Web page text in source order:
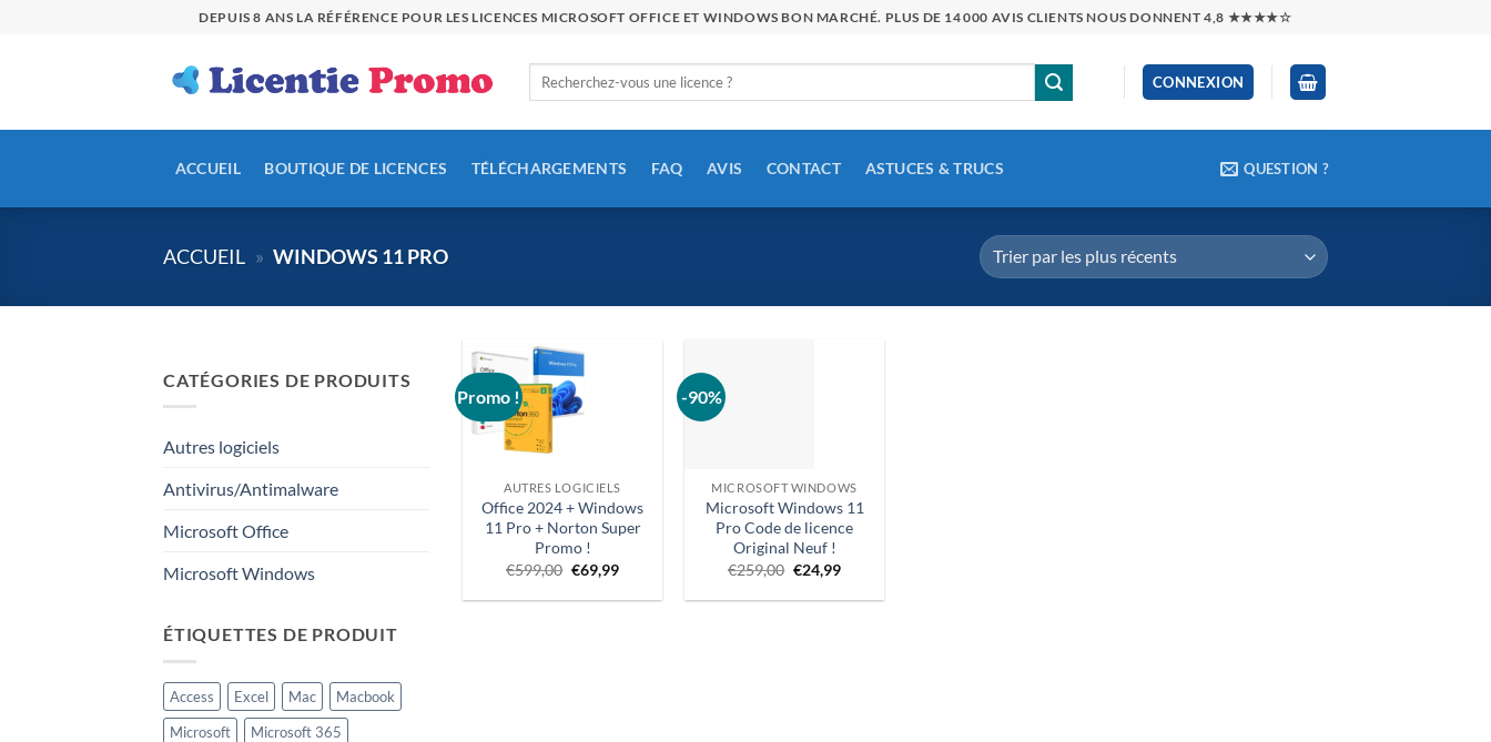
DEPUIS 8 ANS LA RÉFÉRENCE POUR LES LICENCES MICROSOFT OFFICE ET WINDOWS BON MARCHÉ. PLUS DE 14 000 AVIS CLIENTS NOUS DONNENT 4,8 ★★★★☆
Rechercher
CONNEXION
ACCUEIL BOUTIQUE DE LICENCES TÉLÉCHARGEMENTS FAQ AVIS CONTACT ASTUCES & TRUCS QUESTION ?
ACCUEIL » WINDOWS 11 PRO
CATÉGORIES DE PRODUITS
Autres logiciels
Antivirus/Antimalware
Microsoft Office
Microsoft Windows
ÉTIQUETTES DE PRODUIT
Access Excel Mac
Macbook
Microsoft
Microsoft 365
Promo !
AUTRES LOGICIELS
Office 2024 + Windows
11 Pro + Norton Super
Promo !
€599,00 Le
d'origine
€69,99Le
actuel
-90%
MICROSOFT WINDOWS
Microsoft Windows 11
Pro Code de licence
Original Neuf !
€259,00 Le
d'origine
€24,99Prix
€24,99.